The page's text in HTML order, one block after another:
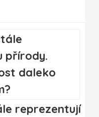
reprezentují